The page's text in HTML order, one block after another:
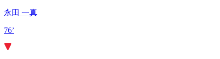
永田 一真
76’